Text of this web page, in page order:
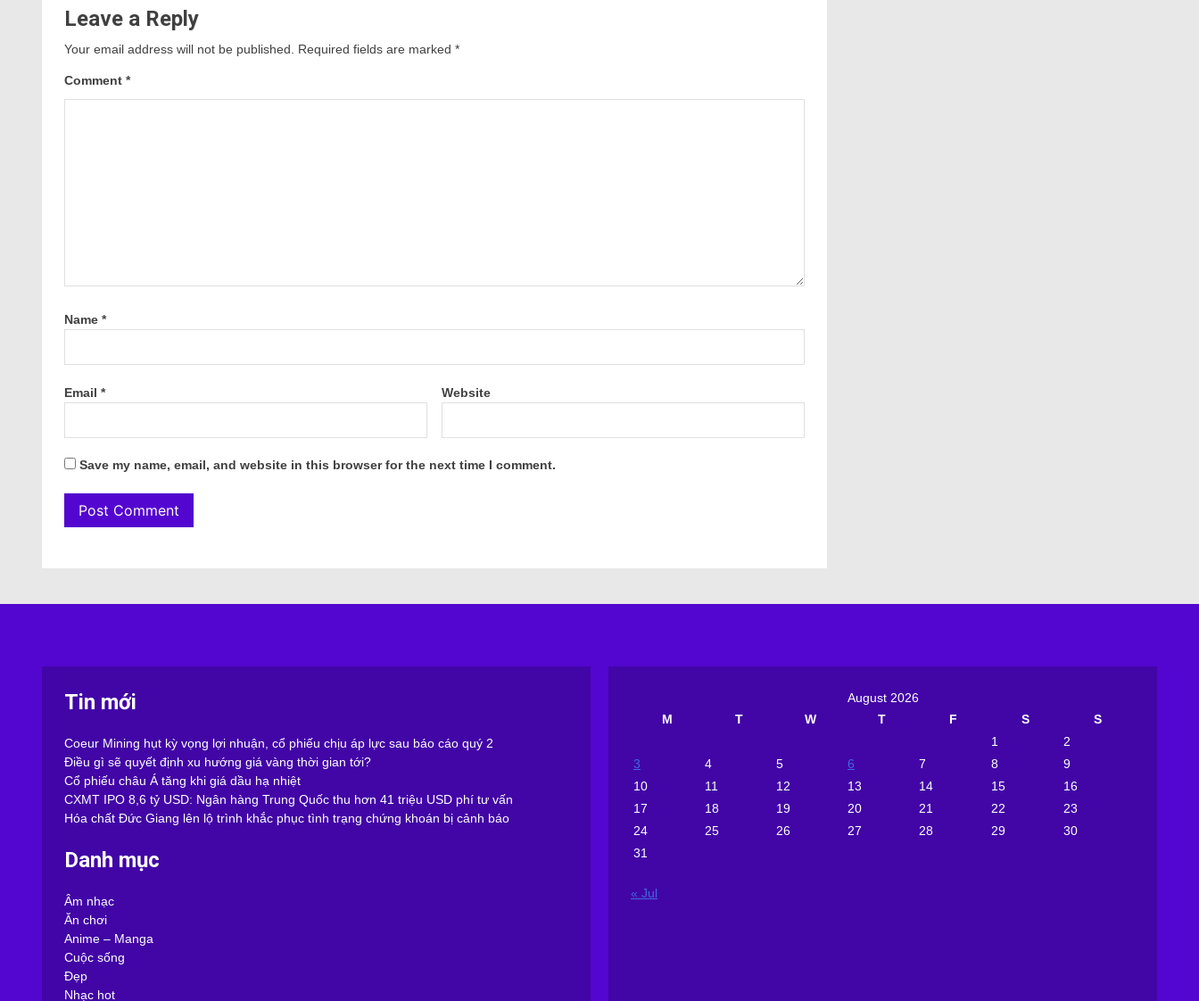
Leave a Reply
Your email address will not be published. Required fields are marked *
Comment *
Name *
Email * Website
Save my name, email, and website in this browser for the next time I comment.
Tin mới
Coeur Mining hụt kỳ vọng lợi nhuận, cổ phiếu chịu áp lực sau báo cáo quý 2
Điều gì sẽ quyết định xu hướng giá vàng thời gian tới?
Cổ phiếu châu Á tăng khi giá dầu hạ nhiệt
CXMT IPO 8,6 tỷ USD: Ngân hàng Trung Quốc thu hơn 41 triệu USD phí tư vấn
Hóa chất Đức Giang lên lộ trình khắc phục tình trạng chứng khoán bị cảnh báo
Danh mục
Âm nhạc
Ăn chơi
Anime – Manga
Cuộc sống
Đẹp
Nhạc hot
August 2026
M
T W T F S
S
1
2
3
4 5 6 7 8
9
10
11 12 13 14 15
16
17
18 19 20 21 22
23
24
25 26 27 28 29
30
31
« Jul